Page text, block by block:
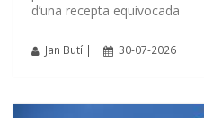
d’una recepta equivocada
Jan Butí | 30-07-2026